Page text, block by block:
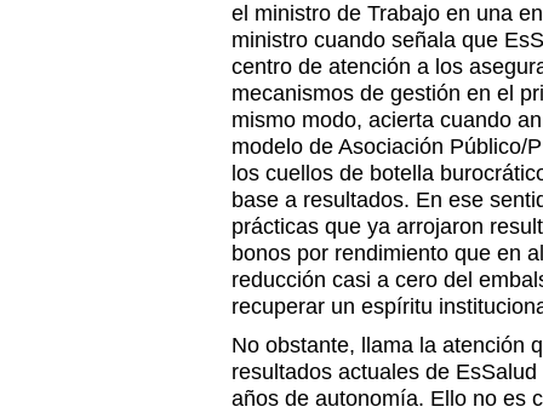
el ministro de Trabajo en una
ministro cuando señala que
centro de atención a los
mecanismos de gestión en el
mismo modo, acierta cuando
modelo de Asociación Público/
los cuellos de botella
base a resultados. En ese
prácticas que ya arrojaron
bonos por rendimiento que en
reducción casi a cero del
recuperar un espíritu
No obstante, llama la atención
resultados actuales de
años de autonomía. Ello no es